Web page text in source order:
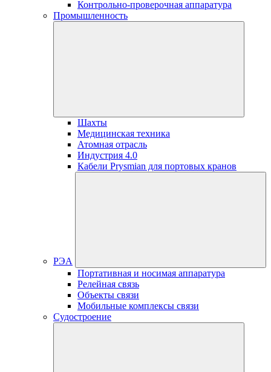
Контрольно-проверочная аппаратура
Промышленность
Шахты
Медицинская техника
Атомная отрасль
Индустрия 4.0
Кабели Prysmian для портовых кранов
РЭА
Портативная и носимая аппаратура
Релейная связь
Объекты связи
Мобильные комплексы связи
Судостроение